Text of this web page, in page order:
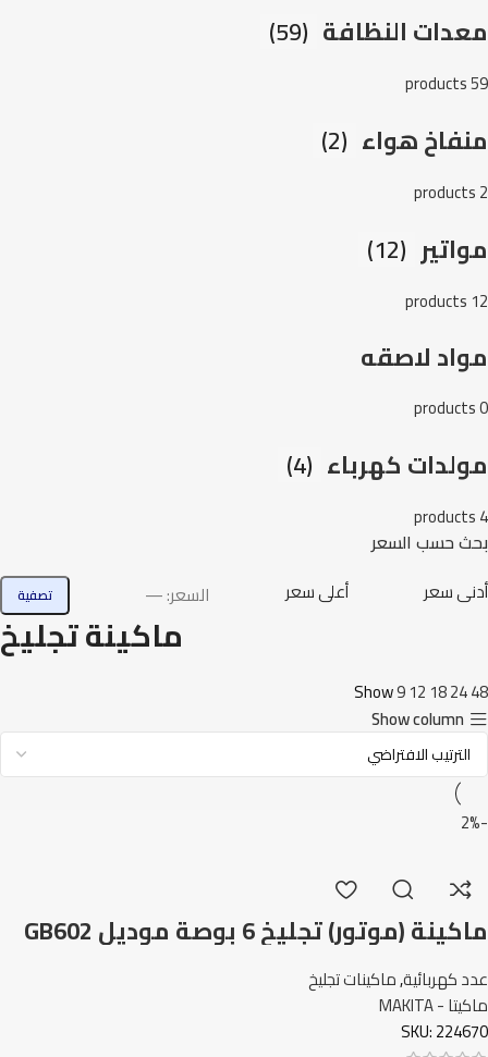
معدات النظافة (59)
59 products
منفاخ هواء (2)
2 products
مواتير (12)
12 products
مواد لاصقه
0 products
مولدات كهرباء (4)
4 products
بحث حسب السعر
أدنى سعر أعلى سعر تصفية السعر:—
ماكينة تجليخ
Show912 182448
Show column
-2%
ماكينة (موتور) تجليخ 6 بوصة موديل GB602
ماكيتا
عدد كهربائية,ماكينات تجليخ
ماكيتا - MAKITA
SKU:224670